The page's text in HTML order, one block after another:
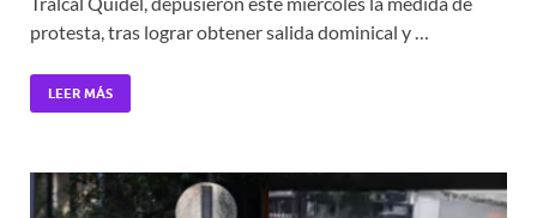
protesta, tras lograr obtener salida dominical y …
LEER MÁS